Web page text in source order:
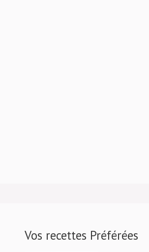
Vos recettes Préférées